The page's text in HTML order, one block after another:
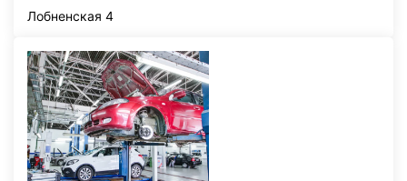
Лобненская 4